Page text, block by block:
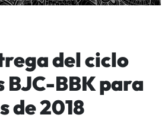
del ciclo
BJC-BBK para
de 2018